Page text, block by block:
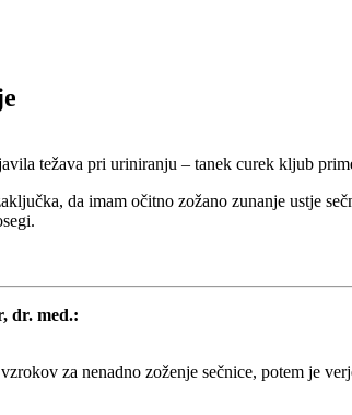
težava pri uriniranju – tanek curek kljub
da imam očitno zožano zunanje ustje
dr. med.:
za nenadno zoženje sečnice, potem je